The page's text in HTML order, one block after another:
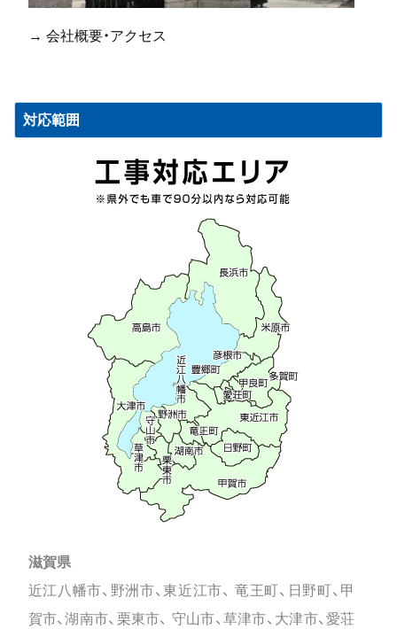
→ 会社概要・アクセス
対応範囲
滋賀県
近江八幡市、野洲市、東近江市、 竜王町、日野町、甲
賀市、湖南市、栗東市、 守山市、草津市、大津市、愛荘